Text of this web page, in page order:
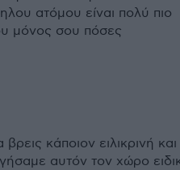
ατόμου είναι πολύ πιο
μόνος σου πόσες
κάποιον ειλικρινή και
αυτόν τον χώρο